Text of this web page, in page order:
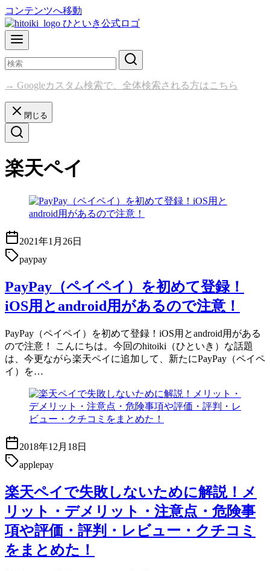
コンテンツへ移動
→ Googleカスタム検索で、全体検索される方はこちら
閉じる
楽天ペイ
2021年1月26日
paypay
PayPay（ペイペイ）を初めて登録！
iOS用とandroid用があるので注意！
PayPay（ペイペイ）を初めて登録！iOS用とandroid用がある
ので注意！ こんにちは。今回のhitoiki（ひといき）な話題
は、今更ながら楽天ペイに追加して、新たにPayPay（ペイペ
イ）を…
2018年12月18日
applepay
楽天ペイで失敗しないために解説！メ
リット・デメリット・注意点・危険事
項や評価・評判・レビュー・クチコミ
をまとめた！